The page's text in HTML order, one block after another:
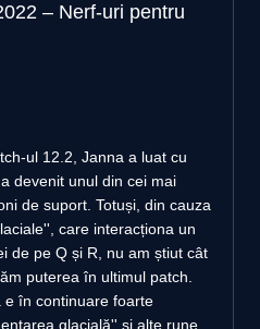
– Nerf-uri pentru
ul 12.2, Janna a luat cu
devenit unul din cei mai
de suport. Totuși, din cauza
care interacționa un
de pe Q și R, nu am știut cât
puterea în ultimul patch.
e în continuare foarte
glacială'' și alte rune,